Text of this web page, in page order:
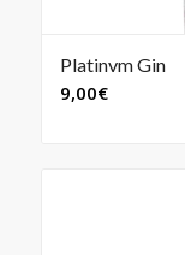
Platinvm Gin
9,00€